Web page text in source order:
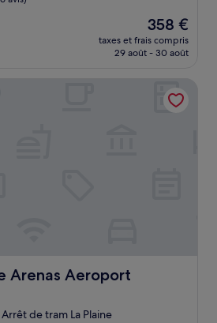
Le
nouveau
prix
de
358 €
358 €
taxes et frais compris
29 août - 30 août
Arenas Aeroport
Aeroport
de tram La Plaine